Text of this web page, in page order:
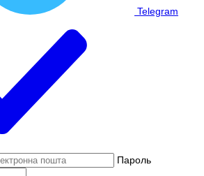
Telegram
Пароль